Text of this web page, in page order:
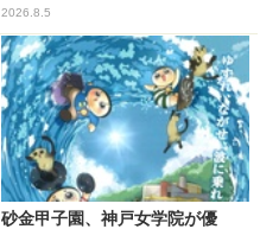
2026.8.5
砂金甲子園、神戸女学院が優